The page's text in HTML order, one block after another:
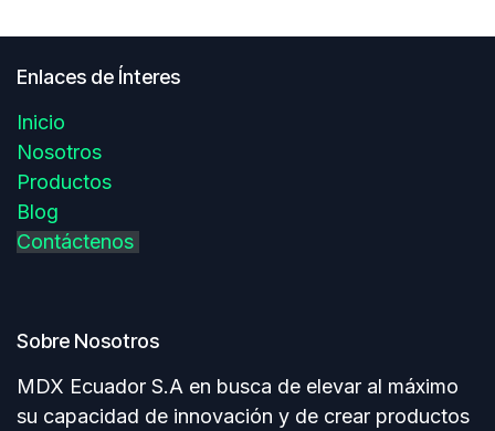
Enlaces de Ínteres
Inicio
Nosotros
Productos
Blog
Contáctenos
Sobre Nosotros
MDX Ecuador S.A en busca de elevar al máximo
su capacidad de innovación y de crear productos